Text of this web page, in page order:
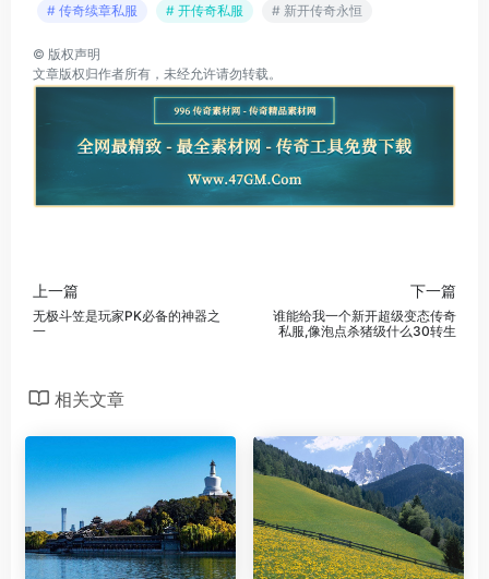
# 传奇续章私服
# 开传奇私服 # 新开传奇永恒
© 版权声明
文章版权归作者所有，未经允许请勿转载。
上一篇
无极斗笠是玩家PK必备的神器之
一
下一篇
谁能给我一个新开超级变态传奇
私服,像泡点杀猪级什么30转生
相关文章